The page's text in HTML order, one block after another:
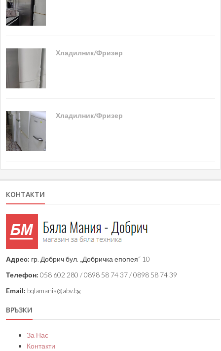
Хладилник/Фризер
Хладилник/Фризер
КОНТАКТИ
Адрес: гр. Добрич бул. „Добричка епопея“ 10
Телефон: 058 602 280 / 0898 58 74 37 / 0898 58 74 39
Email: bqlamania@abv.bg
ВРЪЗКИ
За Нас
Контакти